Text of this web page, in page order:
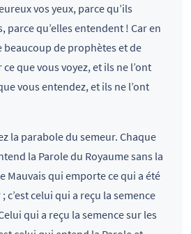
vos yeux, parce qu’ils
parce qu’elles entendent ! Car en
beaucoup de prophètes et de
que vous voyez, et ils ne l’ont
vous entendez, et ils ne l’ont
la parabole du semeur. Chaque
la Parole du Royaume sans la
Mauvais qui emporte ce qui a été
c’est celui qui a reçu la semence
qui a reçu la semence sur les